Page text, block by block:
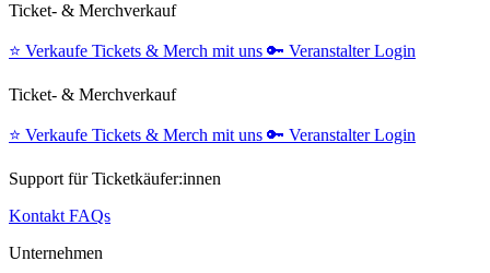
Ticket- & Merchverkauf
⭐️ Verkaufe Tickets & Merch mit uns 🔑 Veranstalter Login
Ticket- & Merchverkauf
⭐️ Verkaufe Tickets & Merch mit uns 🔑 Veranstalter Login
Support für Ticketkäufer:innen
Kontakt FAQs
Unternehmen